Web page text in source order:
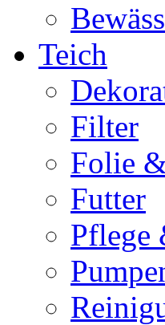
Teich
Filter
Folie
Futter
Pflege